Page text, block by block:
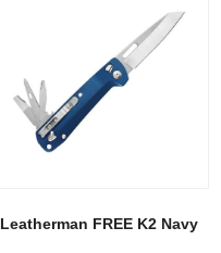
Leatherman FREE K2 Navy
İndirim